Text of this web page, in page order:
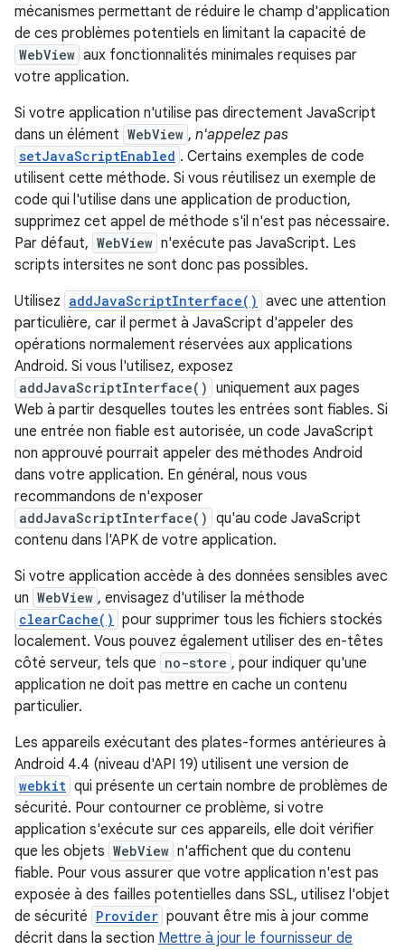
mécanismes permettant de réduire le champ d'application
de ces problèmes potentiels en limitant la capacité de
WebView aux fonctionnalités minimales requises par
votre application.
Si votre application n'utilise pas directement JavaScript
dans un élément WebView , n'appelez pas
setJavaScriptEnabled . Certains exemples de code
utilisent cette méthode. Si vous réutilisez un exemple de
code qui l'utilise dans une application de production,
supprimez cet appel de méthode s'il n'est pas nécessaire.
Par défaut, WebView n'exécute pas JavaScript. Les
scripts intersites ne sont donc pas possibles.
Utilisez addJavaScriptInterface() avec une attention
particulière, car il permet à JavaScript d'appeler des
opérations normalement réservées aux applications
Android. Si vous l'utilisez, exposez
addJavaScriptInterface() uniquement aux pages
Web à partir desquelles toutes les entrées sont fiables. Si
une entrée non fiable est autorisée, un code JavaScript
non approuvé pourrait appeler des méthodes Android
dans votre application. En général, nous vous
recommandons de n'exposer
addJavaScriptInterface() qu'au code JavaScript
contenu dans l'APK de votre application.
Si votre application accède à des données sensibles avec
un WebView , envisagez d'utiliser la méthode
clearCache() pour supprimer tous les fichiers stockés
localement. Vous pouvez également utiliser des en-têtes
côté serveur, tels que no-store , pour indiquer qu'une
application ne doit pas mettre en cache un contenu
particulier.
Les appareils exécutant des plates-formes antérieures à
Android 4.4 (niveau d'API 19) utilisent une version de
webkit qui présente un certain nombre de problèmes de
sécurité. Pour contourner ce problème, si votre
application s'exécute sur ces appareils, elle doit vérifier
que les objets WebView n'affichent que du contenu
fiable. Pour vous assurer que votre application n'est pas
exposée à des failles potentielles dans SSL, utilisez l'objet
de sécurité Provider pouvant être mis à jour comme
décrit dans la section Mettre à jour le fournisseur de